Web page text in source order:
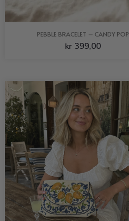
PEBBLE BRACELET – CANDY POP
kr399,00